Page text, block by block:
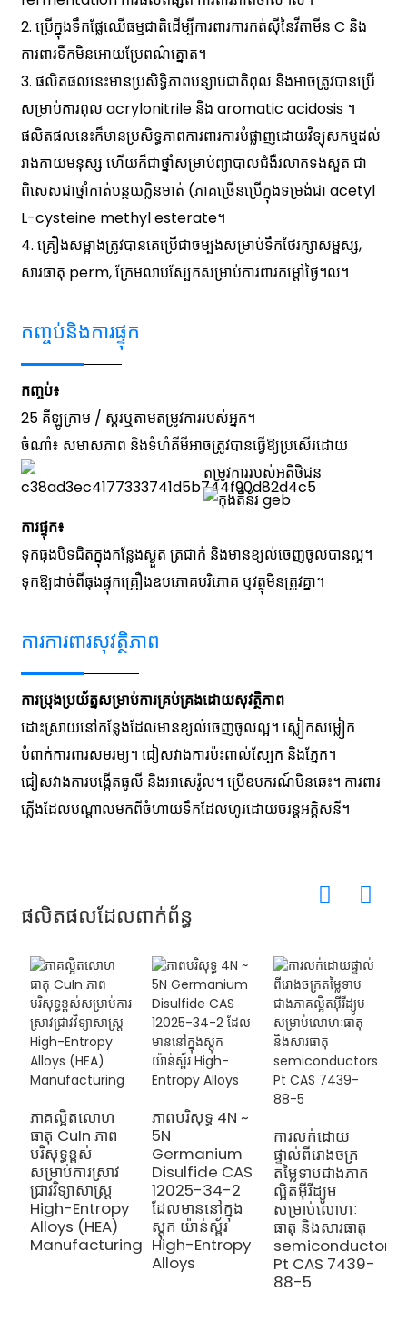
2. ប្រើក្នុងទឹកផ្លែឈើធម្មជាតិដើម្បីការពារការកត់សុីនៃវីតាមីន C និង
ការពារទឹកមិនអោយប្រែពណ៌ត្នោត។
3. ផលិតផលនេះមានប្រសិទ្ធិភាពបន្សាបជាតិពុល និងអាចត្រូវបានប្រើ
សម្រាប់ការពុល acrylonitrile និង aromatic acidosis ។
ផលិតផលនេះក៏មានប្រសិទ្ធភាពការពារការបំផ្លាញដោយវិទ្យុសកម្មដល់
រាងកាយមនុស្ស ហើយក៏ជាថ្នាំសម្រាប់ព្យាបាលជំងឺរលាកទងសួត ជា
ពិសេសជាថ្នាំកាត់បន្ថយក្លិនមាត់ (ភាគច្រើនប្រើក្នុងទម្រង់ជា acetyl
L-cysteine ​​methyl esterate។
4. គ្រឿងសម្អាង​ត្រូវ​បាន​គេ​ប្រើ​ជា​ចម្បង​សម្រាប់​ទឹក​ថែរក្សា​សម្ផស្ស,
សារធាតុ perm, ក្រែម​លាប​ស្បែក​សម្រាប់​ការពារ​កម្ដៅ​ថ្ងៃ។ល។
កញ្ចប់និងការផ្ទុក
កញ្ចប់៖
25 គីឡូក្រាម / ស្គរឬតាមតម្រូវការរបស់អ្នក។
ចំណាំ៖ សមាសភាព និងទំហំគីមីអាចត្រូវបានធ្វើឱ្យប្រសើរដោយ
តម្រូវការរបស់អតិថិជន
ការផ្ទុក៖
ទុកធុងបិទជិតក្នុងកន្លែងស្ងួត ត្រជាក់ និងមានខ្យល់ចេញចូលបានល្អ។
ទុក​ឱ្យ​ដាច់​ពី​ធុង​ផ្ទុក​គ្រឿង​ឧបភោគ​បរិភោគ ឬ​វត្ថុ​មិន​ត្រូវ​គ្នា។
ការការពារសុវត្ថិភាព
ការប្រុងប្រយ័ត្នសម្រាប់ការគ្រប់គ្រងដោយសុវត្ថិភាព
ដោះស្រាយនៅកន្លែងដែលមានខ្យល់ចេញចូលល្អ។ ស្លៀកសម្លៀក
បំពាក់ការពារសមរម្យ។ ជៀសវាងការប៉ះពាល់ស្បែក និងភ្នែក។
ជៀសវាងការបង្កើតធូលី និងអាសេរ៉ូល។ ប្រើឧបករណ៍មិនឆេះ។ ការពារ​
ភ្លើង​ដែល​បណ្តាល​មក​ពី​ចំហាយ​ទឹក​ដែល​ហូរ​ដោយ​ចរន្ត​អគ្គិសនី។
ផលិតផលដែលពាក់ព័ន្ធ
ភាគល្អិតលោហ
ធាតុ CuIn ភាព
បរិសុទ្ធខ្ពស់
សម្រាប់ការស្រាវ
ជ្រាវវិទ្យាសាស្ត្រ
High-Entropy
Alloys (HEA)
Manufacturing
ភាពបរិសុទ្ធ 4N ~
5N
Germanium
Disulfide CAS
12025-34-2
ដែលមាននៅក្នុង
ស្តុក យ៉ាន់ស្ព័រ
High-Entropy
Alloys
ការលក់ដោយ
ផ្ទាល់ពីរោងចក្រ
តម្លៃទាបជាងភាគ
ល្អិតអ៊ីរីដ្យូម
សម្រាប់លោហៈ
ធាតុ និងសារធាតុ
semiconductors
Pt CAS 7439-
88-5